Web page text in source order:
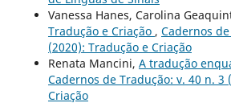
Vanessa Hanes, Carolina
Tradução e Criação , Cadernos
(2020): Tradução e Criação
Renata Mancini, A tradução
Cadernos de Tradução: v. 40 n. 3
Criação